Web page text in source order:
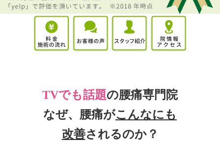
TVでも話題の腰痛専門院
なぜ、腰痛がこんなにも
改善されるのか？